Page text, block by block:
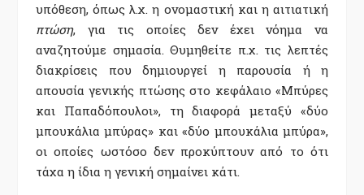
υπόθεση, όπως λ.χ. η ονομαστική και η αιτιατική
πτώση, για τις οποίες δεν έχει νόημα να
αναζητούμε σημασία. Θυμηθείτε π.χ. τις λεπτές
διακρίσεις που δημιουργεί η παρουσία ή η
απουσία γενικής πτώσης στο κεφάλαιο «Μπύρες
και Παπαδόπουλοι», τη διαφορά μεταξύ «δύο
μπουκάλια μπύρας» και «δύο μπουκάλια μπύρα»,
οι οποίες ωστόσο δεν προκύπτουν από το ότι
τάχα η ίδια η γενική σημαίνει κάτι.